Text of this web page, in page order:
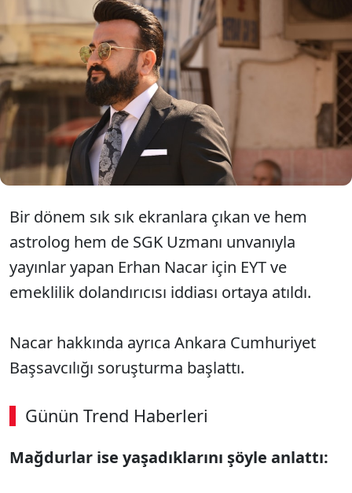
Bir dönem sosyal güvenlik uzmanı ve
astrolog unvanıyla ekranlarda boy gösteren
Erhan Nacar'ın, yurt dışında yaşayan çok
sayıda Türk'e, EYT'den emeklilik hayali sattığı
öne sürüldü.
Bir dönem sık sık ekranlara çıkan ve hem
astrolog hem de SGK Uzmanı unvanıyla
yayınlar yapan Erhan Nacar için EYT ve
emeklilik dolandırıcısı iddiası ortaya atıldı.
Nacar hakkında ayrıca Ankara Cumhuriyet
Başsavcılığı soruşturma başlattı.
Günün Trend Haberleri
Mağdurlar ise yaşadıklarını şöyle anlattı: